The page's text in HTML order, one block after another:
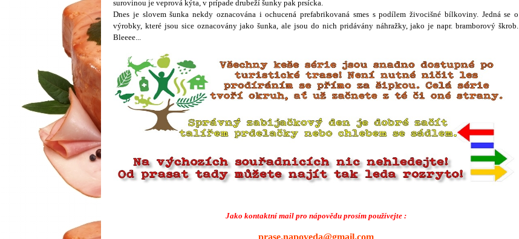
surovinou je veprová kýta, v prípade drubeží šunky pak prsícka.
Dnes je slovem šunka nekdy oznacována i ochucená prefabrikovaná smes s podílem živocišné bílkoviny. Jedná se o
výrobky, které jsou sice oznacovány jako šunka, ale jsou do nich pridávány náhražky, jako je napr. bramborový škrob.
Bleeee...
Jako kontaktní mail pro nápovědu prosím používejte :